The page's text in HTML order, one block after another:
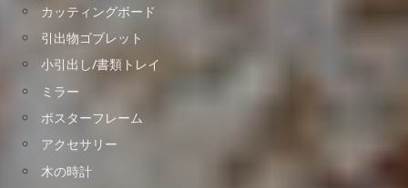
カッティングボード
引出物ゴブレット
小引出し/書類トレイ
ミラー
ポスターフレーム
アクセサリー
木の時計